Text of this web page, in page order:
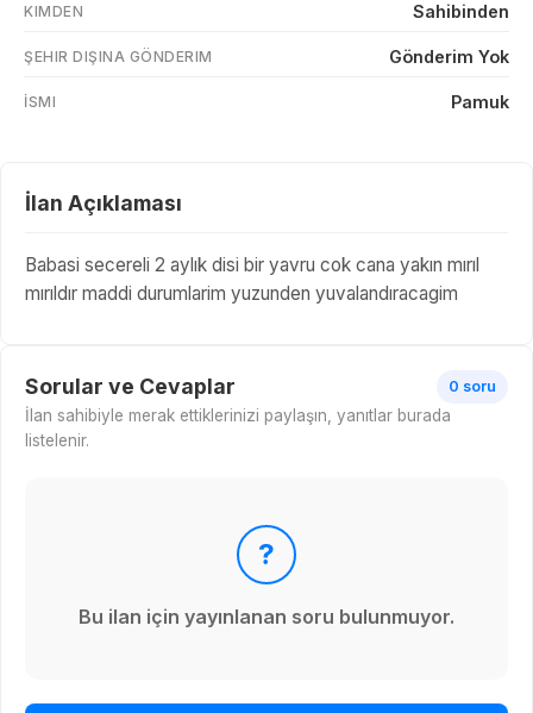
KIMDEN Sahibinden
ŞEHIR DIŞINA GÖNDERIM Gönderim Yok
İSMI Pamuk
İlan Açıklaması
Babasi secereli 2 aylık disi bir yavru cok cana yakın mırıl
mırıldır maddi durumlarim yuzunden yuvalandıracagim
Sorular ve Cevaplar 0 soru
İlan sahibiyle merak ettiklerinizi paylaşın, yanıtlar burada
listelenir.
?
Bu ilan için yayınlanan soru bulunmuyor.